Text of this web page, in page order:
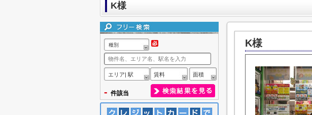
K様
K様
種別
エリア| 駅 賃料 面積
- 件該当